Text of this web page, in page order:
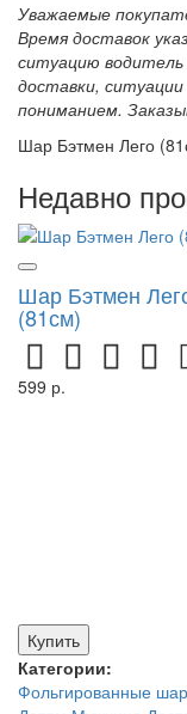
Уважаемые
Время доставок
ситуацию
доставки,
пониманием.
Шар Бэтмен Лего
Недавно
Шар Бэтмен
(81см)
599 р.
Купить
Категории:
Фольгированные